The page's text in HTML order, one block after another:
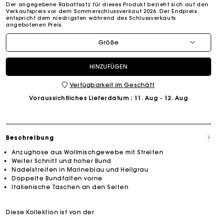
Der angegebene Rabattsatz für dieses Produkt bezieht sich auf den
Verkaufspreis vor dem Sommerschlussverkauf 2026. Der Endpreis
entspricht dem niedrigsten während des Schlussverkaufs
angebotenen Preis.
Größe
HINZUFÜGEN
Verfügbarkeit im Geschäft
Voraussichtliches Lieferdatum : 11. Aug - 12. Aug
Beschreibung
Anzughose aus Wollmischgewebe mit Streifen
Weiter Schnitt und hoher Bund
Nadelstreifen in Marineblau und Hellgrau
Doppelte Bundfalten vorne
Italienische Taschen an den Seiten
Diese Kollektion ist von der